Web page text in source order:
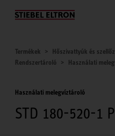
Hírek
Termékek
Hőszivattyúk és
Rendszertároló
Használati
Használati melegvíztároló
STD 180-520-1